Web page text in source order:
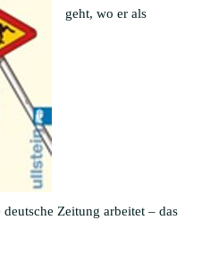
geht, wo er als
Zeitung arbeitet – das